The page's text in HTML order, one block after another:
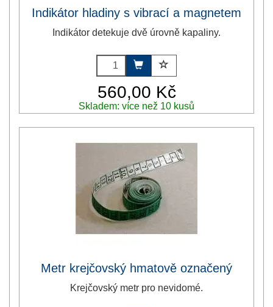
Indikátor hladiny s vibrací a magnetem
Indikátor detekuje dvě úrovně kapaliny.
560,00 Kč
Skladem: více než 10 kusů
Metr krejčovský hmatově označený
Krejčovský metr pro nevidomé.